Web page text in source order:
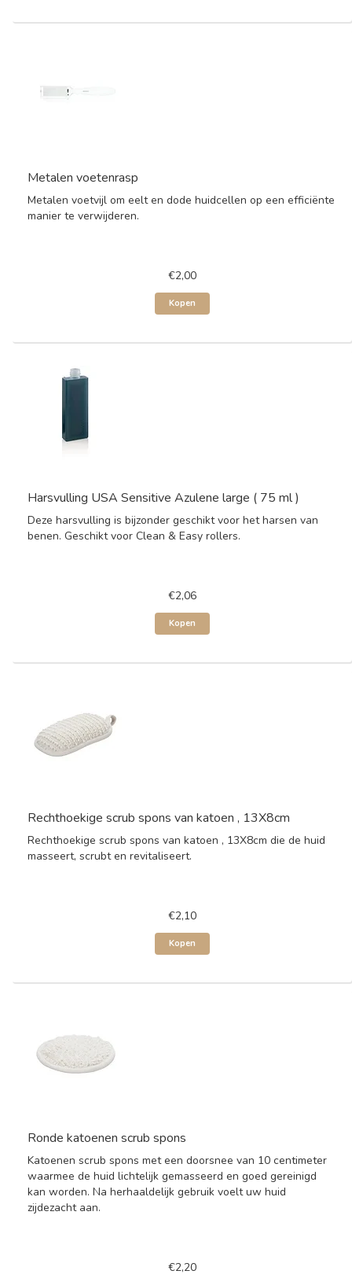
Metalen voetenrasp
Metalen voetvijl om eelt en dode huidcellen op een efficiënte
manier te verwijderen.
€2,00
Kopen
Harsvulling USA Sensitive Azulene large ( 75 ml )
Deze harsvulling is bijzonder geschikt voor het harsen van
benen. Geschikt voor Clean & Easy rollers.
€2,06
Kopen
Rechthoekige scrub spons van katoen , 13X8cm
Rechthoekige scrub spons van katoen , 13X8cm die de huid
masseert, scrubt en revitaliseert.
€2,10
Kopen
Ronde katoenen scrub spons
Katoenen scrub spons met een doorsnee van 10 centimeter
waarmee de huid lichtelijk gemasseerd en goed gereinigd
kan worden. Na herhaaldelijk gebruik voelt uw huid
zijdezacht aan.
€2,20